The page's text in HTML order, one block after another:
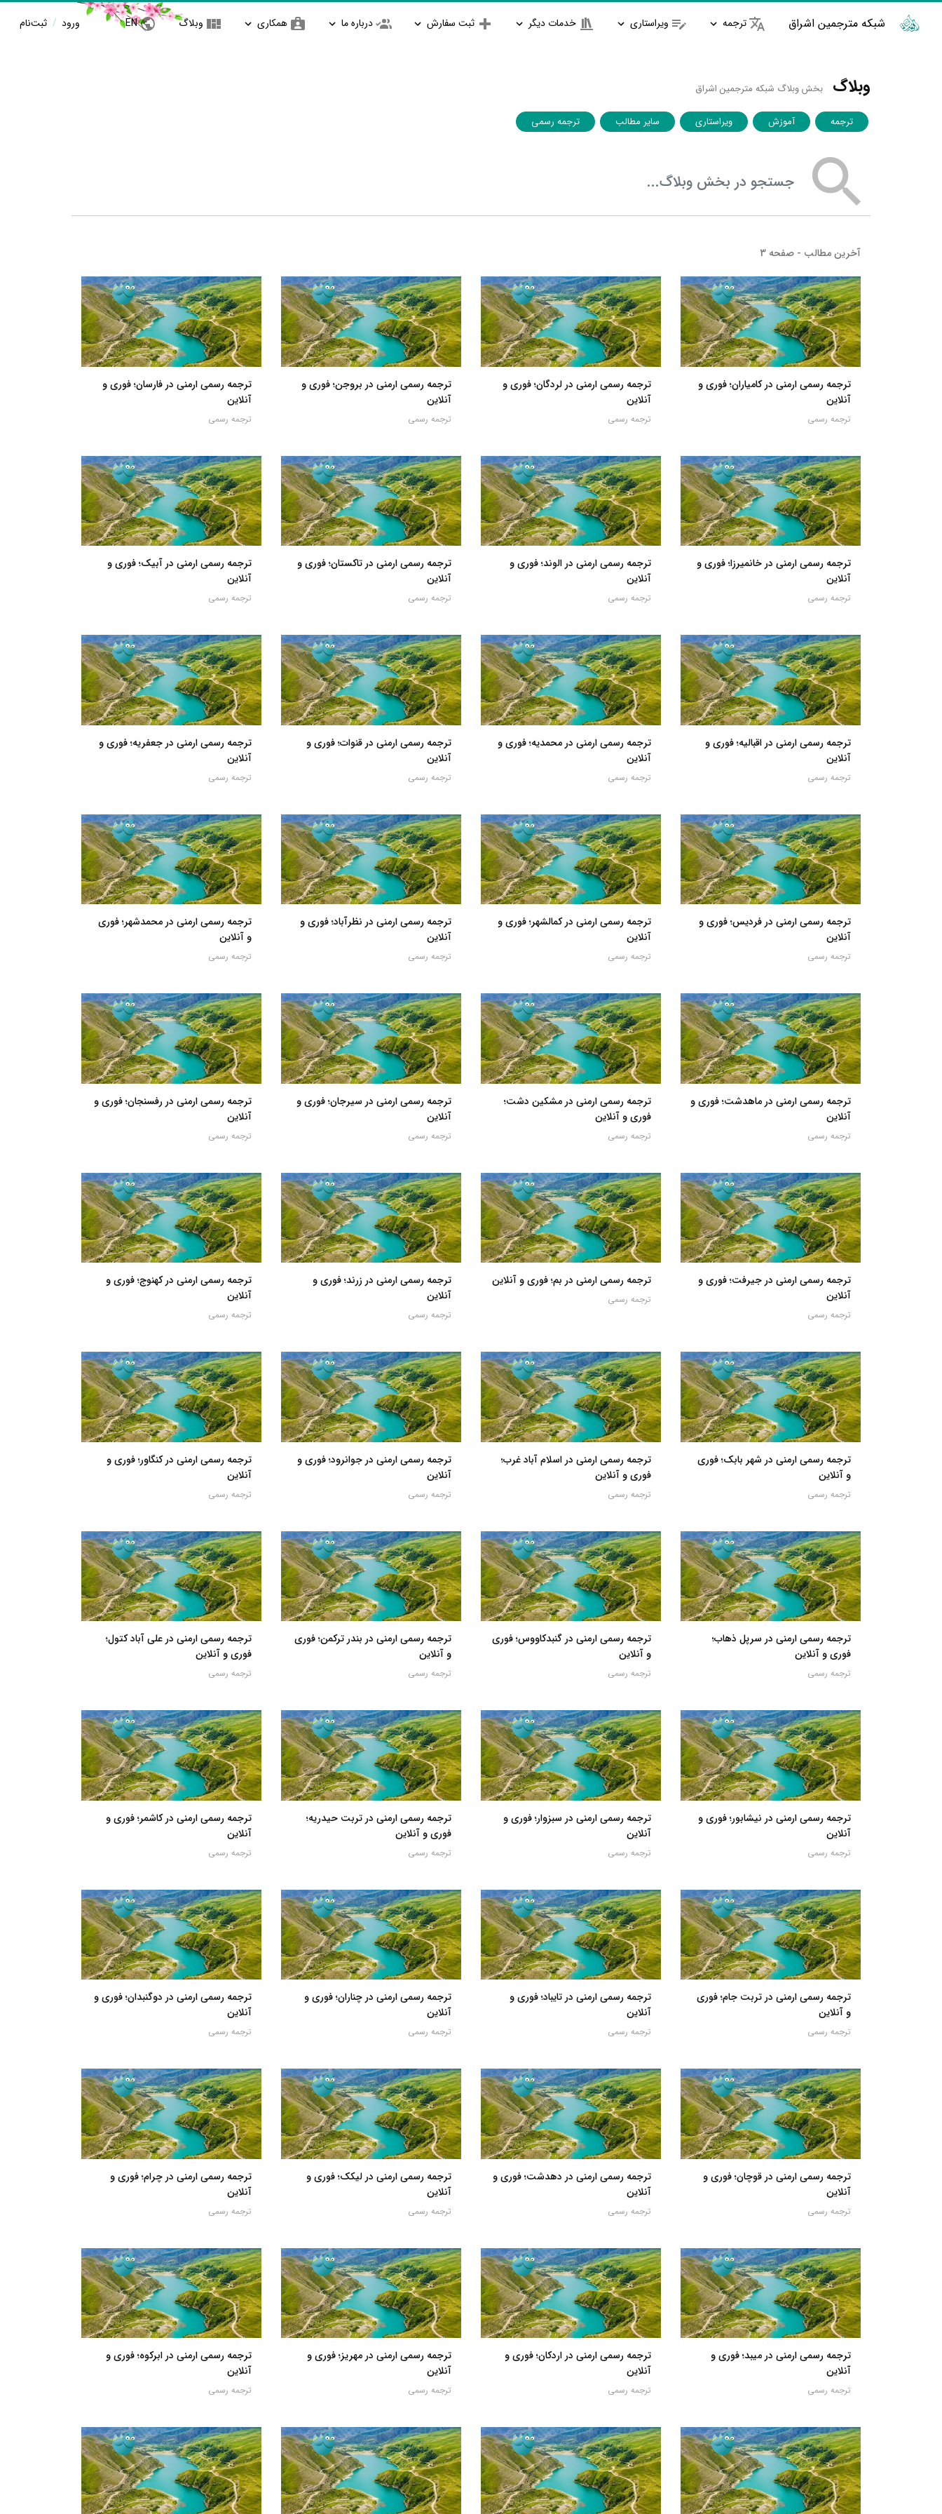
شبکه مترجمین اشراق ترجمه ویراستاری خدمات دیگر ثبت سفارش درباره ما همکاری وبلاگ EN ورود / ثبت‌نام
وبلاگ بخش وبلاگ شبکه مترجمین اشراق
ترجمه آموزش ویراستاری سایر مطالب ترجمه رسمی
آخرین مطالب - صفحه 3
ترجمه رسمی ارمنی در کامیاران؛ فوری و
آنلاین
ترجمه رسمی
ترجمه رسمی ارمنی در لردگان؛ فوری و
آنلاین
ترجمه رسمی
ترجمه رسمی ارمنی در بروجن؛ فوری و
آنلاین
ترجمه رسمی
ترجمه رسمی ارمنی در فارسان؛ فوری و
آنلاین
ترجمه رسمی
ترجمه رسمی ارمنی در خانمیرزا؛ فوری و
آنلاین
ترجمه رسمی
ترجمه رسمی ارمنی در الوند؛ فوری و
آنلاین
ترجمه رسمی
ترجمه رسمی ارمنی در تاکستان؛ فوری و
آنلاین
ترجمه رسمی
ترجمه رسمی ارمنی در آبیک؛ فوری و
آنلاین
ترجمه رسمی
ترجمه رسمی ارمنی در اقبالیه؛ فوری و
آنلاین
ترجمه رسمی
ترجمه رسمی ارمنی در محمدیه؛ فوری و
آنلاین
ترجمه رسمی
ترجمه رسمی ارمنی در قنوات؛ فوری و
آنلاین
ترجمه رسمی
ترجمه رسمی ارمنی در جعفریه؛ فوری و
آنلاین
ترجمه رسمی
ترجمه رسمی ارمنی در فردیس؛ فوری و
آنلاین
ترجمه رسمی
ترجمه رسمی ارمنی در کمالشهر؛ فوری و
آنلاین
ترجمه رسمی
ترجمه رسمی ارمنی در نظرآباد؛ فوری و
آنلاین
ترجمه رسمی
ترجمه رسمی ارمنی در محمدشهر؛ فوری
و آنلاین
ترجمه رسمی
ترجمه رسمی ارمنی در ماهدشت؛ فوری و
آنلاین
ترجمه رسمی
ترجمه رسمی ارمنی در مشکین دشت؛
فوری و آنلاین
ترجمه رسمی
ترجمه رسمی ارمنی در سیرجان؛ فوری و
آنلاین
ترجمه رسمی
ترجمه رسمی ارمنی در رفسنجان؛ فوری و
آنلاین
ترجمه رسمی
ترجمه رسمی ارمنی در جیرفت؛ فوری و
آنلاین
ترجمه رسمی
ترجمه رسمی ارمنی در بم؛ فوری و آنلاین
ترجمه رسمی
ترجمه رسمی ارمنی در زرند؛ فوری و
آنلاین
ترجمه رسمی
ترجمه رسمی ارمنی در کهنوج؛ فوری و
آنلاین
ترجمه رسمی
ترجمه رسمی ارمنی در شهر بابک؛ فوری
و آنلاین
ترجمه رسمی
ترجمه رسمی ارمنی در اسلام آباد غرب؛
فوری و آنلاین
ترجمه رسمی
ترجمه رسمی ارمنی در جوانرود؛ فوری و
آنلاین
ترجمه رسمی
ترجمه رسمی ارمنی در کنگاور؛ فوری و
آنلاین
ترجمه رسمی
ترجمه رسمی ارمنی در سرپل ذهاب؛
فوری و آنلاین
ترجمه رسمی
ترجمه رسمی ارمنی در گنبدکاووس؛ فوری
و آنلاین
ترجمه رسمی
ترجمه رسمی ارمنی در بندر ترکمن؛ فوری
و آنلاین
ترجمه رسمی
ترجمه رسمی ارمنی در علی آباد کتول؛
فوری و آنلاین
ترجمه رسمی
ترجمه رسمی ارمنی در نیشابور؛ فوری و
آنلاین
ترجمه رسمی
ترجمه رسمی ارمنی در سبزوار؛ فوری و
آنلاین
ترجمه رسمی
ترجمه رسمی ارمنی در تربت حیدریه؛
فوری و آنلاین
ترجمه رسمی
ترجمه رسمی ارمنی در کاشمر؛ فوری و
آنلاین
ترجمه رسمی
ترجمه رسمی ارمنی در تربت جام؛ فوری
و آنلاین
ترجمه رسمی
ترجمه رسمی ارمنی در تایباد؛ فوری و
آنلاین
ترجمه رسمی
ترجمه رسمی ارمنی در چناران؛ فوری و
آنلاین
ترجمه رسمی
ترجمه رسمی ارمنی در دوگنبدان؛ فوری و
آنلاین
ترجمه رسمی
ترجمه رسمی ارمنی در قوچان؛ فوری و
آنلاین
ترجمه رسمی
ترجمه رسمی ارمنی در دهدشت؛ فوری و
آنلاین
ترجمه رسمی
ترجمه رسمی ارمنی در لیکک؛ فوری و
آنلاین
ترجمه رسمی
ترجمه رسمی ارمنی در چرام؛ فوری و
آنلاین
ترجمه رسمی
ترجمه رسمی ارمنی در میبد؛ فوری و
آنلاین
ترجمه رسمی
ترجمه رسمی ارمنی در اردکان؛ فوری و
آنلاین
ترجمه رسمی
ترجمه رسمی ارمنی در مهریز؛ فوری و
آنلاین
ترجمه رسمی
ترجمه رسمی ارمنی در ابرکوه؛ فوری و
آنلاین
ترجمه رسمی